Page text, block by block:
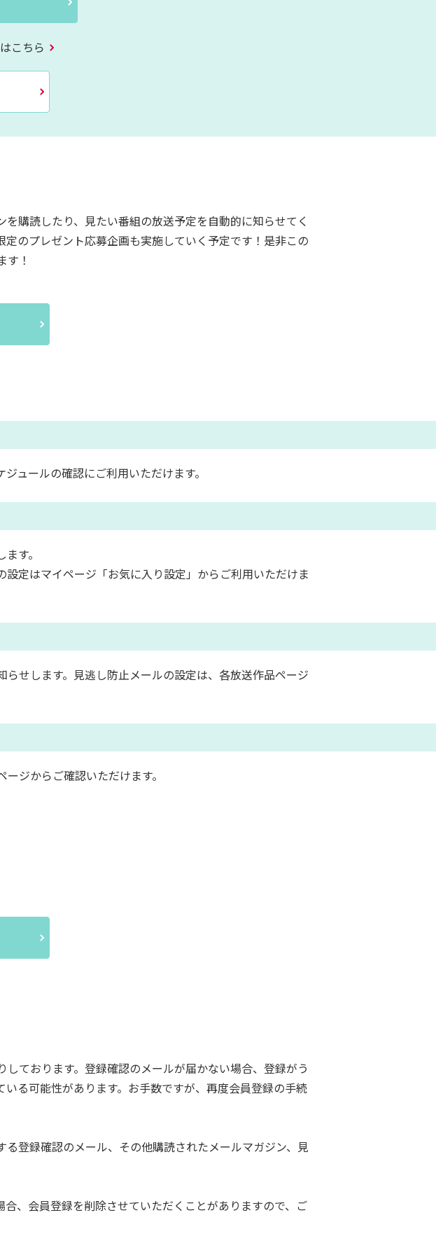
こちら
購読したり、見たい番組の放送予定を自動的に知らせてく
のプレゼント応募企画も実施していく予定です！是非この
！
ュールの確認にご利用いただけます。
す。
定はマイページ「お気に入り設定」からご利用いただけま
せします。見逃し防止メールの設定は、各放送作品ページ
ジからご確認いただけます。
ております。登録確認のメールが届かない場合、登録がう
る可能性があります。お手数ですが、再度会員登録の手続
登録確認のメール、その他購読されたメールマガジン、見
、会員登録を削除させていただくことがありますので、ご